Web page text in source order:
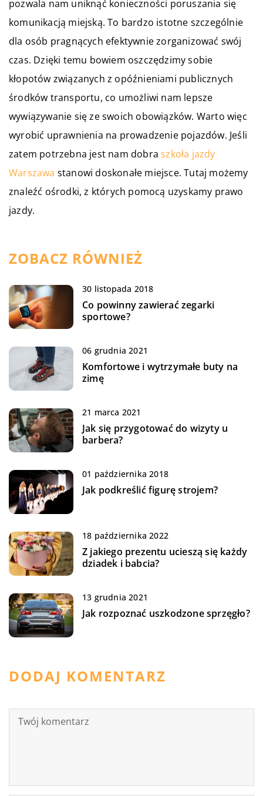
pozwala nam uniknąć konieczności poruszania się
komunikacją miejską. To bardzo istotne szczególnie
dla osób pragnących efektywnie zorganizować swój
czas. Dzięki temu bowiem oszczędzimy sobie
kłopotów związanych z opóźnieniami publicznych
środków transportu, co umożliwi nam lepsze
wywiązywanie się ze swoich obowiązków. Warto więc
wyrobić uprawnienia na prowadzenie pojazdów. Jeśli
zatem potrzebna jest nam dobraszkoła jazdy
Warszawa stanowi doskonałe miejsce. Tutaj możemy
znaleźć ośrodki, z których pomocą uzyskamy prawo
jazdy.
ZOBACZ RÓWNIEŻ
30 listopada 2018
Co powinny zawierać zegarki
sportowe?
06 grudnia 2021
Komfortowe i wytrzymałe buty na
zimę
21 marca 2021
Jak się przygotować do wizyty u
barbera?
01 października 2018
Jak podkreślić figurę strojem?
18 października 2022
Z jakiego prezentu ucieszą się każdy
dziadek i babcia?
13 grudnia 2021
Jak rozpoznać uszkodzone sprzęgło?
DODAJ KOMENTARZ